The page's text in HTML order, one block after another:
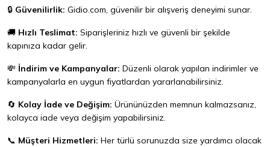
🔒 Güvenilirlik: Gidio.com, güvenilir bir alışveriş deneyimi sunar.
🚚 Hızlı Teslimat: Siparişleriniz hızlı ve güvenli bir şekilde
kapınıza kadar gelir.
💸 İndirim ve Kampanyalar: Düzenli olarak yapılan indirimler ve
kampanyalarla en uygun fiyatlardan yararlanabilirsiniz.
🔄 Kolay İade ve Değişim: Ürününüzden memnun kalmazsanız,
kolayca iade veya değişim yapabilirsiniz.
📞 Müşteri Hizmetleri: Her türlü sorunuzda size yardımcı olacak